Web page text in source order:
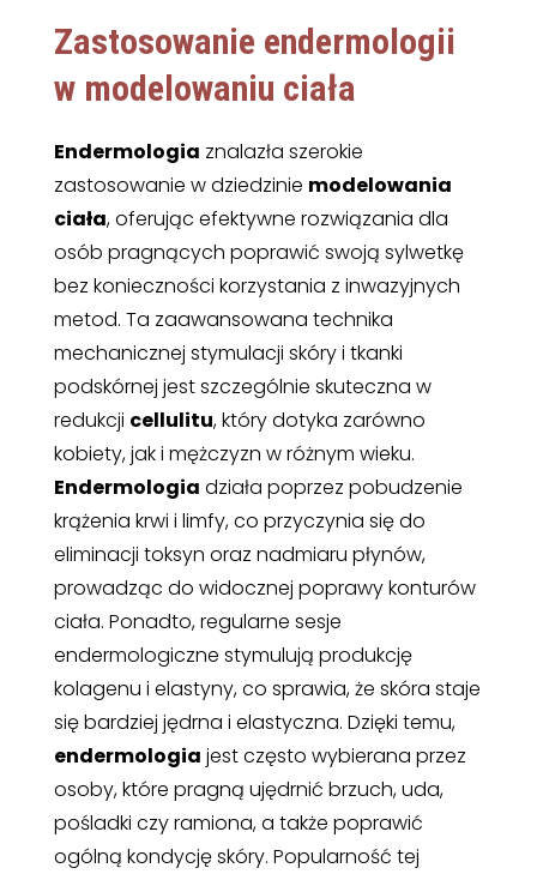
Zastosowanie endermologii
w modelowaniu ciała
Endermologia znalazła szerokie
zastosowanie w dziedzinie modelowania
ciała, oferując efektywne rozwiązania dla
osób pragnących poprawić swoją sylwetkę
bez konieczności korzystania z inwazyjnych
metod. Ta zaawansowana technika
mechanicznej stymulacji skóry i tkanki
podskórnej jest szczególnie skuteczna w
redukcji cellulitu, który dotyka zarówno
kobiety, jak i mężczyzn w różnym wieku.
Endermologia działa poprzez pobudzenie
krążenia krwi i limfy, co przyczynia się do
eliminacji toksyn oraz nadmiaru płynów,
prowadząc do widocznej poprawy konturów
ciała. Ponadto, regularne sesje
endermologiczne stymulują produkcję
kolagenu i elastyny, co sprawia, że skóra staje
się bardziej jędrna i elastyczna. Dzięki temu,
endermologia jest często wybierana przez
osoby, które pragną ujędrnić brzuch, uda,
pośladki czy ramiona, a także poprawić
ogólną kondycję skóry. Popularność tej